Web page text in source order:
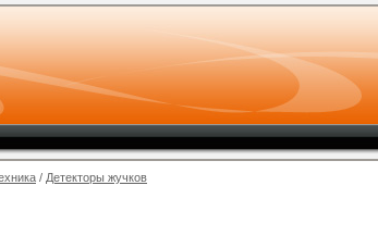
/ Детекторы жучков